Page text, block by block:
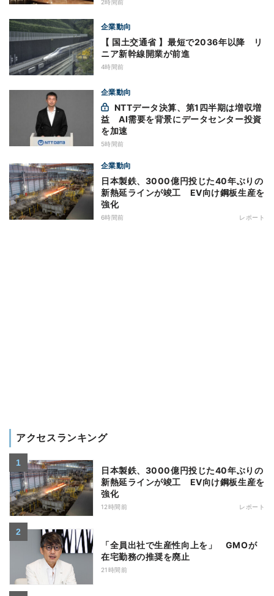
2時間前
企業動向
【 国土交通省 】最短で2036年以降 リ
ニア新幹線開業が前進
4時間前
企業動向
益 AI需要を背景にデータセンター投資
を加速
5時間前
企業動向
日本製鉄、3000億円投じた40年ぶりの
新熱延ラインが竣工 EV向け鋼板生産を
強化
6時間前 レポート
アクセスランキング
日本製鉄、3000億円投じた40年ぶりの
新熱延ラインが竣工 EV向け鋼板生産を
強化
12時間前 レポート
「全員出社で生産性向上を」 GMOが
在宅勤務の推奨を廃止
21時間前